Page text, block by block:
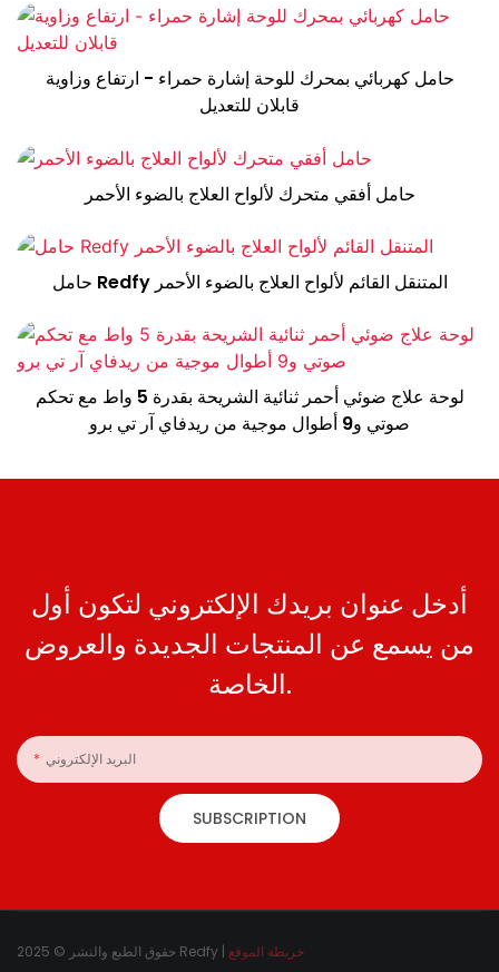
حامل كهربائي بمحرك للوحة إشارة حمراء - ارتفاع وزاوية
قابلان للتعديل
حامل أفقي متحرك لألواح العلاج بالضوء الأحمر
حامل Redfy المتنقل القائم لألواح العلاج بالضوء الأحمر
لوحة علاج ضوئي أحمر ثنائية الشريحة بقدرة 5 واط مع تحكم
صوتي و9 أطوال موجية من ريدفاي آر تي برو
أدخل عنوان بريدك الإلكتروني لتكون أول
من يسمع عن المنتجات الجديدة والعروض
الخاصة.
البريد الإلكتروني
SUBSCRIPTION
حقوق الطبع والنشر © 2025 Redfy | خريطة الموقع